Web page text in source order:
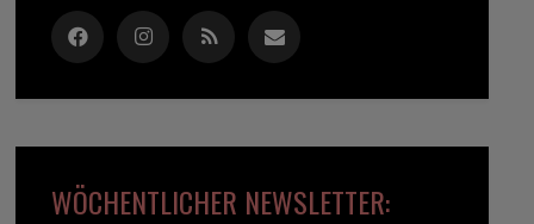
WÖCHENTLICHER NEWSLETTER: